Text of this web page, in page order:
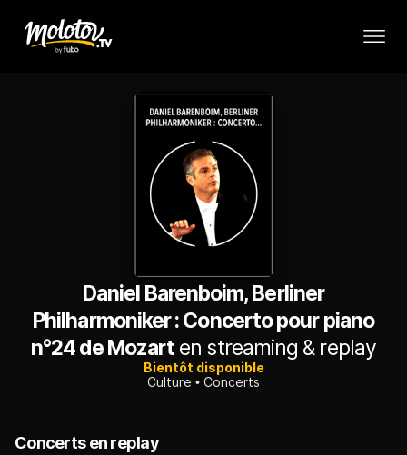
Daniel Barenboim, Berliner
Philharmoniker : Concerto pour piano
n°24 de Mozarten streaming & replay
Bientôt disponible
Culture
Concerts
Concerts en replay